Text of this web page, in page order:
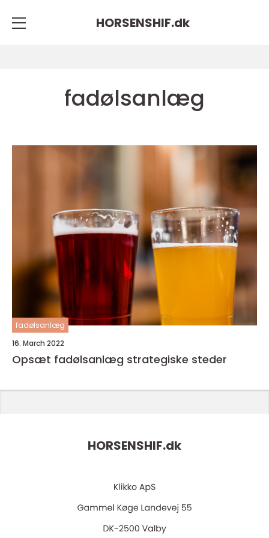
HORSENSHIF.dk
fadølsanlæg
fadølsanlæg
16. March 2022
Opsæt fadølsanlæg strategiske steder
HORSENSHIF.dk